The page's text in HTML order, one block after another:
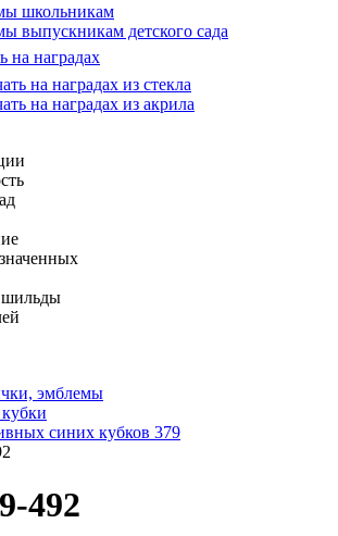
школьникам
выпускникам детского сада
на наградах
на наградах из стекла
на наградах из акрила
шильды
эмблемы
синих кубков 379